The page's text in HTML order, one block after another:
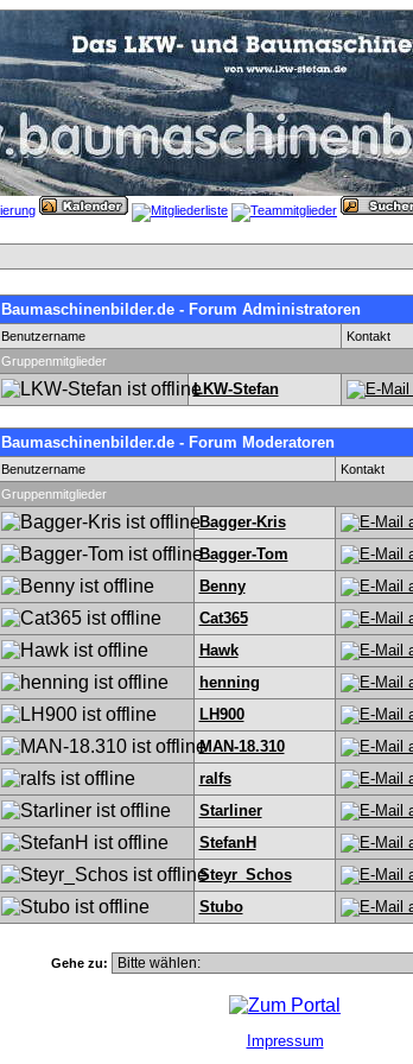
Baumaschinenbilder.de - Forum Administratoren
Benutzername
Kontakt
Gruppenmitglieder
LKW-Stefan
Baumaschinenbilder.de - Forum Moderatoren
Benutzername
Kontakt
Gruppenmitglieder
Bagger-Kris
Bagger-Tom
Benny
Cat365
Hawk
henning
LH900
MAN-18.310
ralfs
Starliner
StefanH
Steyr_Schos
Stubo
Gehe zu:
Impressum